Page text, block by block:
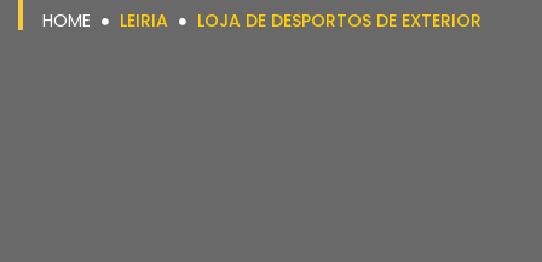
HOME LEIRIA LOJA DE DESPORTOS DE EXTERIOR